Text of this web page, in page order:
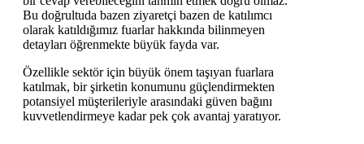
Bu doğrultuda bazen ziyaretçi bazen de katılımcı
olarak katıldığımız fuarlar hakkında bilinmeyen
detayları öğrenmekte büyük fayda var.
Özellikle sektör için büyük önem taşıyan fuarlara
katılmak, bir şirketin konumunu güçlendirmekten
potansiyel müşterileriyle arasındaki güven bağını
kuvvetlendirmeye kadar pek çok avantaj yaratıyor.